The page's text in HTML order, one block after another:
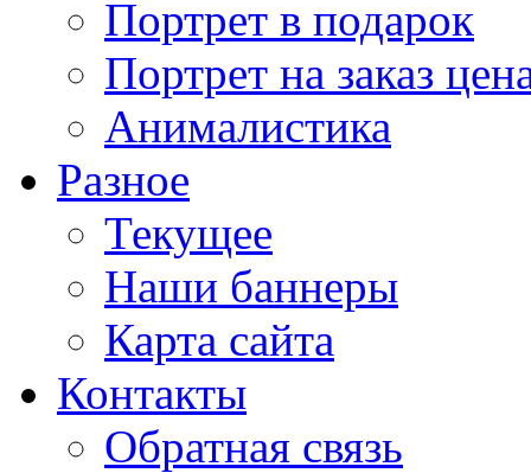
Портрет в подарок
Портрет на заказ
Анималистика
Разное
Текущее
Наши баннеры
Карта сайта
Контакты
Обратная связь